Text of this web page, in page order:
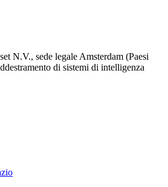
N.V., sede legale Amsterdam (Paesi
di sistemi di intelligenza